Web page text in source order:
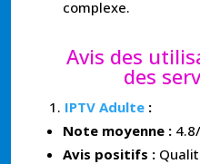
complexe.
Avis des
des
IPTV Adulte :
Note moyenne :
Avis positifs :